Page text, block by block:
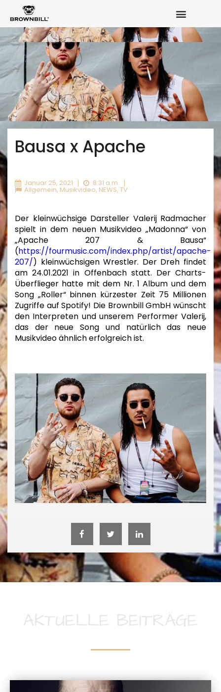
Bausa x Apache
Januar 25, 2021 8:31 a.m.
Allgemein, Musikvideo, NEWS, TV
Der kleinwüchsige Darsteller Valerij Radmacher
spielt in dem neuen Musikvideo „Madonna“ von
„Apache 207 & Bausa“
(https://fourmusic.com/index.php/artist/apache-
207/) kleinwüchsigen Wrestler. Der Dreh findet
am 24.01.2021 in Offenbach statt. Der Charts-
Überflieger hatte mit dem Nr. 1 Album und dem
Song „Roller“ binnen kürzester Zeit 75 Millionen
Zugriffe auf Spotify! Die Brownbill GmbH wünscht
den Interpreten und unserem Performer Valerij,
das der neue Song und natürlich das neue
Musikvideo ähnlich erfolgreich ist.
AKTUELLE BEITRÄGE